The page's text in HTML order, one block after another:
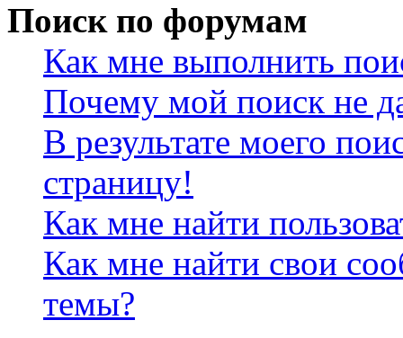
Поиск по форумам
Как мне выполнить
Почему мой поиск не
В результате моего
страницу!
Как мне найти
Как мне найти свои
темы?